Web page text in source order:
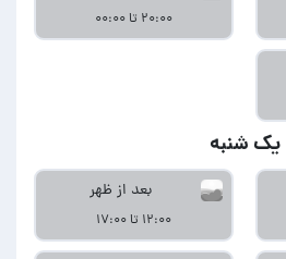
۲۰:۰۰ تا ۰۰:۰۰
یک شنبه
بعد از ظهر
۱۲:۰۰ تا ۱۷:۰۰